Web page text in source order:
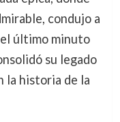
condujo a
último minuto
su legado
la historia de la